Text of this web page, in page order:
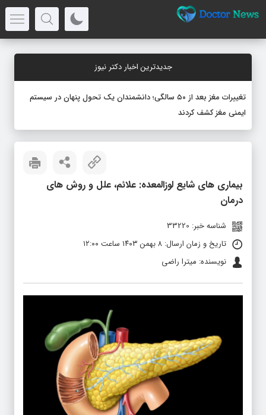
جدیدترین اخبار دکتر نیوز
تغییرات مغز بعد از ۵۰ سالگی؛ دانشمندان یک تحول پنهان در سیستم
ایمنی مغز کشف کردند
بیماری‌ های شایع لوزالمعده: علائم، علل و روش‌ های
درمان
شناسه خبر: 33220
تاریخ و زمان ارسال: ۸ بهمن ۱۴۰۳ ساعت ۱۲:۰۰
نویسنده: میترا راضی